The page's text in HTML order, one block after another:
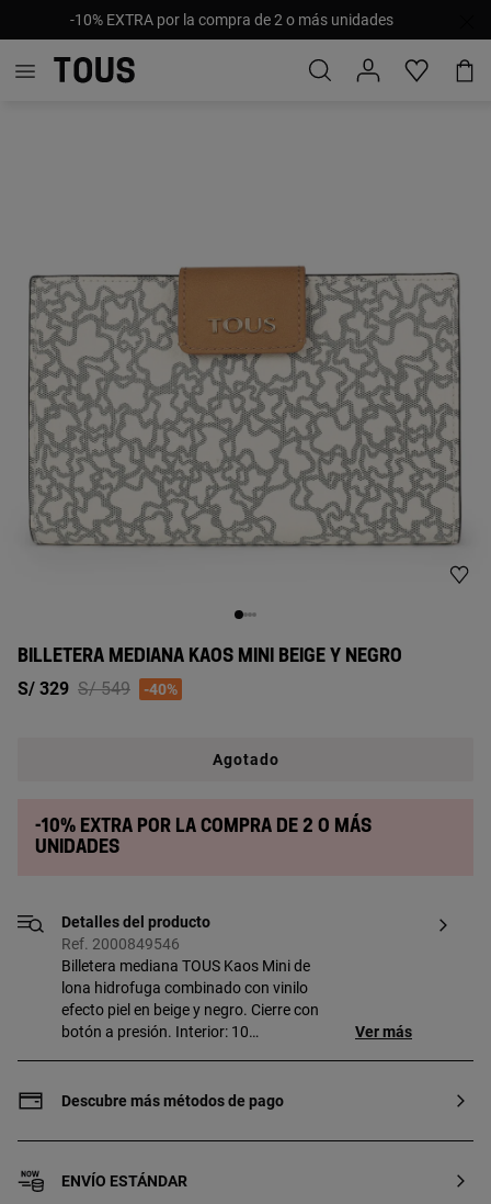
-10% EXTRA por la compra de 2 o más unidades
BILLETERA MEDIANA KAOS MINI BEIGE Y NEGRO
S/ 329 Price reduced from
S/ 549to-40%
Agotado
-10% extra por la compra de 2 o más
unidades
Detalles del producto
Ref. 2000849546
Billetera mediana TOUS Kaos Mini de
lona hidrofuga combinado con vinilo
efecto piel en beige y negro. Cierre con
botón a presión. Interior: 10
departamento con cremallera. Medidas:
Ver más
Descubre más métodos de pago
ENVÍO ESTÁNDAR